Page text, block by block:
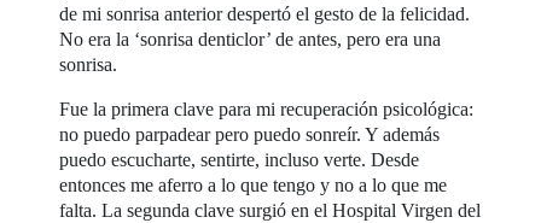
de mi sonrisa anterior despertó el gesto de la felicidad.
No era la ‘sonrisa denticlor’ de antes, pero era una
sonrisa.
Fue la primera clave para mi recuperación psicológica:
no puedo parpadear pero puedo sonreír. Y además
puedo escucharte, sentirte, incluso verte. Desde
entonces me aferro a lo que tengo y no a lo que me
falta. La segunda clave surgió en el Hospital Virgen del